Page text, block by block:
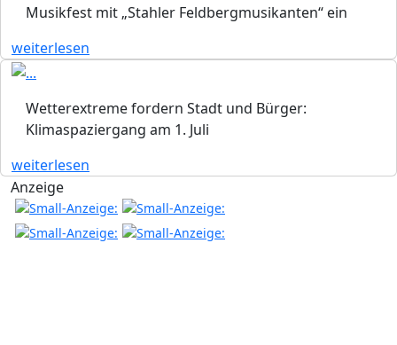
Musikfest mit „Stahler Feldbergmusikanten“ ein
weiterlesen
Wetterextreme fordern Stadt und Bürger:
Klimaspaziergang am 1. Juli
weiterlesen
Anzeige